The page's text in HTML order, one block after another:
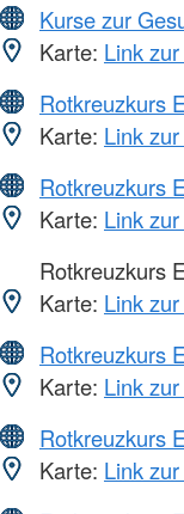
Kurse zur
Karte: Link
Rotkreuzkurs
Karte: Link
Rotkreuzkurs
Karte: Link
Rotkreuzkurs
Karte: Link
Rotkreuzkurs
Karte: Link
Rotkreuzkurs
Karte: Link